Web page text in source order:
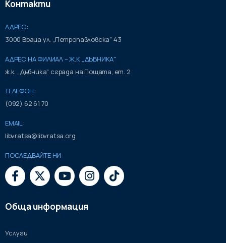
Контакти
АДРЕС:
3000 Враца ул. „Петропавловска" 43
АДРЕС НА ФИЛИАЛ – Ж.К „ДЪБНИКА"
ж.к. „Дъбника" сграда на Пощата, ет. 2
ТЕЛЕФОН:
(092) 62 61 70
EMAIL:
libvratsa@libvratsa.org
ПОСЛЕДВАЙТЕ НИ:
Обща информация
Услуги